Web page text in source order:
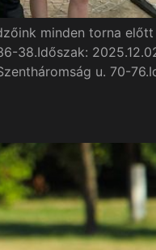
minden torna
38.Időszak:
u. 70-